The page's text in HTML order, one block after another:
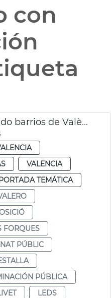
con
JGL Mejora alumbrado barrios de València
VALENCIA
TEMÁTICA
FORQUES
PÚBLIC
PÚBLICA
LEDS